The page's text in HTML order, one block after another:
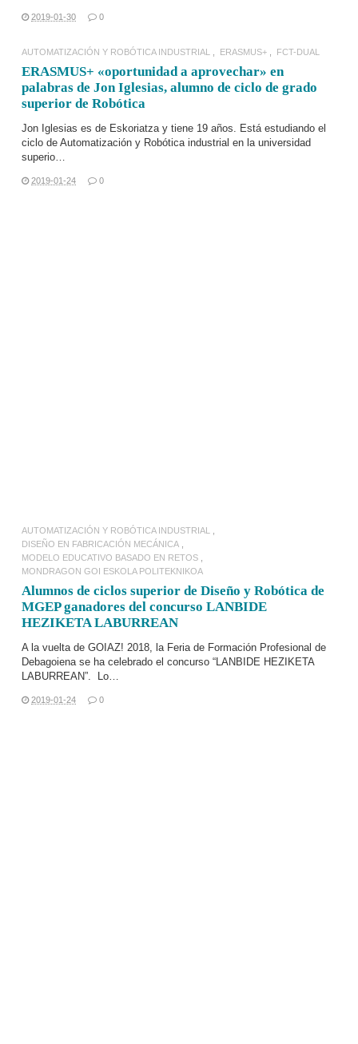
2019-01-30 0
AUTOMATIZACIÓN Y ROBÓTICA INDUSTRIAL ERASMUS+ FCT-DUAL
ERASMUS+ «oportunidad a aprovechar» en
palabras de Jon Iglesias, alumno de ciclo de grado
superior de Robótica
Jon Iglesias es de Eskoriatza y tiene 19 años. Está estudiando el
ciclo de Automatización y Robótica industrial en la universidad
superio…
2019-01-24 0
AUTOMATIZACIÓN Y ROBÓTICA INDUSTRIAL
DISEÑO EN FABRICACIÓN MECÁNICA
MODELO EDUCATIVO BASADO EN RETOS
MONDRAGON GOI ESKOLA POLITEKNIKOA
Alumnos de ciclos superior de Diseño y Robótica de
MGEP ganadores del concurso LANBIDE
HEZIKETA LABURREAN
A la vuelta de GOIAZ! 2018, la Feria de Formación Profesional de
Debagoiena se ha celebrado el concurso “LANBIDE HEZIKETA
LABURREAN”. Lo…
2019-01-24 0